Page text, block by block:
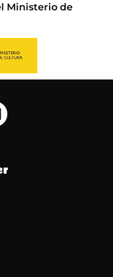
Ministerio de